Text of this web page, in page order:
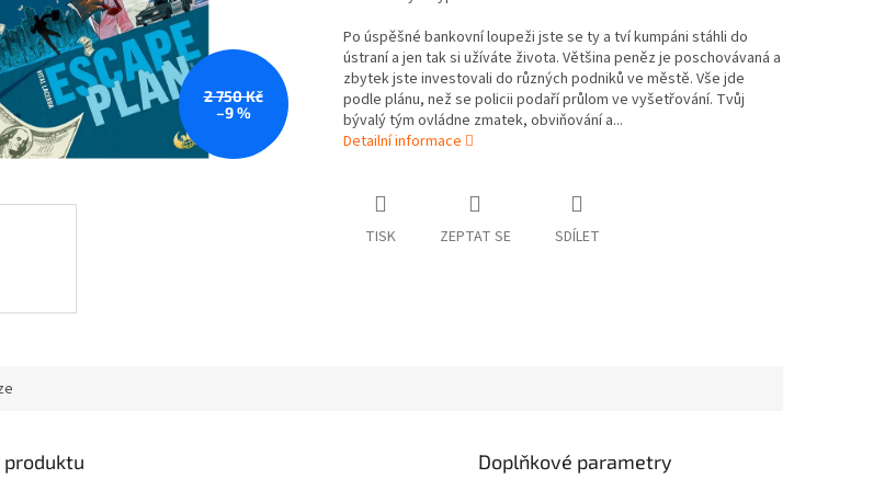
2 750 Kč
–9 %
Po úspěšné bankovní loupeži jste se ty a tví kumpáni stáhli do
ústraní a jen tak si užíváte života. Většina peněz je poschovávaná a
zbytek jste investovali do různých podniků ve městě. Vše jde
podle plánu, než se policii podaří průlom ve vyšetřování. Tvůj
bývalý tým ovládne zmatek, obviňování a...
Detailní informace
TISK ZEPTAT SE SDÍLET
produktu Doplňkové parametry